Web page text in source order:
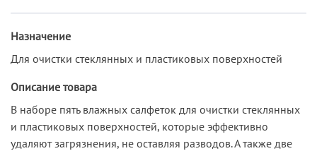
Назначение
Для очистки стеклянных и пластиковых поверхностей
Описание товара
В наборе пять влажных салфеток для очистки стеклянных
и пластиковых поверхностей, которые эффективно
удаляют загрязнения, не оставляя разводов. А также две